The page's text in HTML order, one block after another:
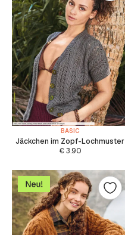
BASIC
Jäckchen im Zopf-Lochmuster
€3.90